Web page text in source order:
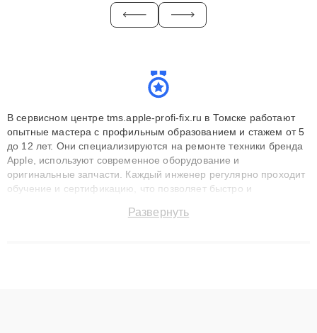
В сервисном центре tms.apple-profi-fix.ru в Томске работают
опытные мастера с профильным образованием и стажем от 5
до 12 лет. Они специализируются на ремонте техники бренда
Apple, используют современное оборудование и
оригинальные запчасти. Каждый инженер регулярно проходит
обучение и сертификацию, что позволяет быстро и
сохранением гарантии до 3 лет. Наши мастера решают
Развернуть